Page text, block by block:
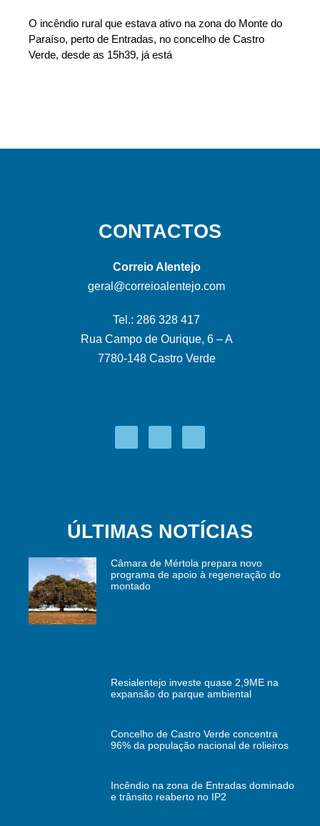
O incêndio rural que estava ativo na zona do Monte do
Paraíso, perto de Entradas, no concelho de Castro
Verde, desde as 15h39, já está
CONTACTOS
Correio Alentejo
geral@correioalentejo.com
Tel.: 286 328 417
Rua Campo de Ourique, 6 – A
7780-148 Castro Verde
ÚLTIMAS NOTÍCIAS
Câmara de Mértola prepara novo
programa de apoio à regeneração do
montado
Resialentejo investe quase 2,9ME na
expansão do parque ambiental
Concelho de Castro Verde concentra
96% da população nacional de rolieiros
Incêndio na zona de Entradas dominado
e trânsito reaberto no IP2